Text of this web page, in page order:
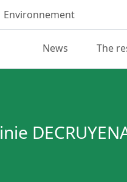
Environnement
News The